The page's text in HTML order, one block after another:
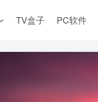
TV盒子 PC软件